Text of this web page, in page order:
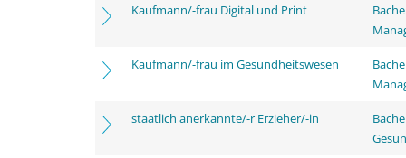
Kaufmann/-frau Digital und Print
Kaufmann/-frau im Gesundheitswesen
staatlich anerkannte/-r Erzieher/-in